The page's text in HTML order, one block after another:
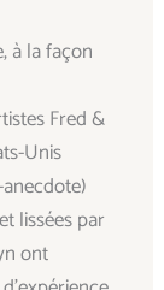
à la façon
Fred &
Unis
lissées par
ont